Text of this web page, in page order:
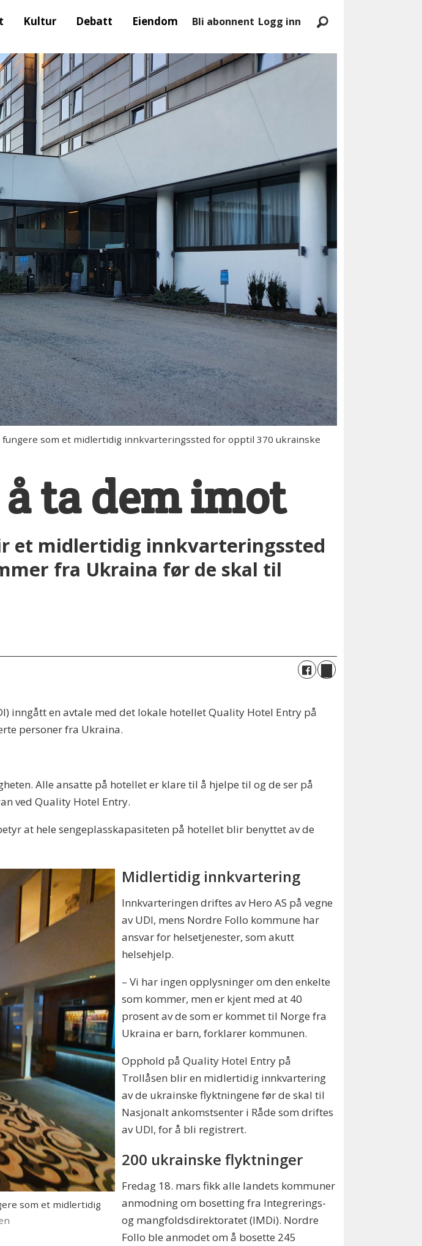
Kultur Debatt Eiendom Bli abonnent Logg inn
som et midlertidig innkvarteringssted for opptil 370 ukrainske
ta dem imot
et midlertidig innkvarteringssted
fra Ukraina før de skal til
inngått en avtale med det lokale hotellet Quality Hotel Entry på
personer fra Ukraina.
Alle ansatte på hotellet er klare til å hjelpe til og de ser på
ved Quality Hotel Entry.
at hele sengeplasskapasiteten på hotellet blir benyttet av de
som et midlertidig
Midlertidig innkvartering
Innkvarteringen driftes av Hero AS på vegne
av UDI, mens Nordre Follo kommune har
ansvar for helsetjenester, som akutt
helsehjelp.
– Vi har ingen opplysninger om den enkelte
som kommer, men er kjent med at 40
prosent av de som er kommet til Norge fra
Ukraina er barn, forklarer kommunen.
Opphold på Quality Hotel Entry på
Trollåsen blir en midlertidig innkvartering
av de ukrainske flyktningene før de skal til
Nasjonalt ankomstsenter i Råde som driftes
av UDI, for å bli registrert.
200 ukrainske flyktninger
Fredag 18. mars fikk alle landets kommuner
anmodning om bosetting fra Integrerings-
og mangfoldsdirektoratet (IMDi). Nordre
Follo ble anmodet om å bosette 245